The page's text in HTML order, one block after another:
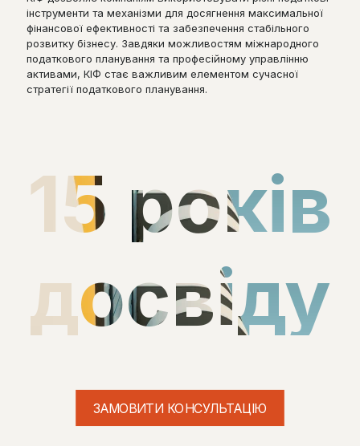
інструменти та механізми для досягнення максимальної
фінансової ефективності та забезпечення стабільного
розвитку бізнесу. Завдяки можливостям міжнародного
податкового планування та професійному управлінню
активами, КІФ стає важливим елементом сучасної
стратегії податкового планування.
15 років
досвіду
ЗАМОВИТИ КОНСУЛЬТАЦІЮ